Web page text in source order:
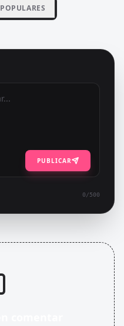
POPULARES
PUBLICAR
0 /500